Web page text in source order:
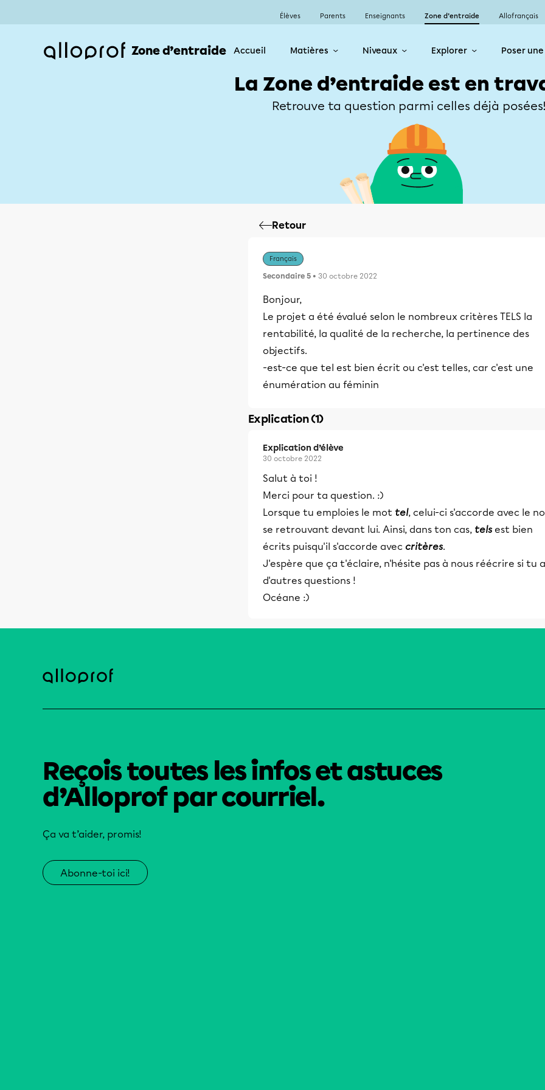
Élèves Parents Enseignants Zone d’entraide Allofrançais
Zone d’entraide Accueil Matières Niveaux Explorer Poser
La Zone d’entraide est en
Retrouve ta question parmi celles déjà
Retour
Français
Secondaire 5 • 30 octobre 2022
Bonjour,
Le projet a été évalué selon le nombreux critères TELS la
rentabilité, la qualité de la recherche, la pertinence des
objectifs.
-est-ce que tel est bien écrit ou c'est telles, car c'est une
énumération au féminin
Explication (1)
Explication d’élève
30 octobre 2022
Salut à toi !
Merci pour ta question. :)
Lorsque tu emploies le mot tel, celui-ci s'accorde avec le
se retrouvant devant lui. Ainsi, dans ton cas, telsest bien
écrits puisqu'il s'accorde avec critères.
J'espère que ça t'éclaire, n'hésite pas à nous réécrire si tu
d'autres questions !
Océane :)
Reçois toutes les infos et astuces
d’Alloprof par courriel.
Ça va t’aider, promis!
Abonne-toi ici!